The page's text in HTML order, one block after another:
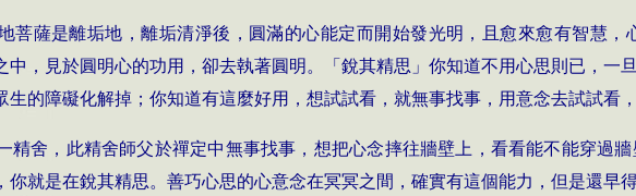
菩薩是離垢地，離垢清淨後，圓滿的心能定而開始發光明，且愈來愈有智慧
中，見於圓明心的功用，卻去執著圓明。「銳其精思」你知道不用心思則已，一
生的障礙化解掉；你知道有這麼好用，想試試看，就無事找事，用意念去試試看，
精舍，此精舍師父於禪定中無事找事，想把心念摔往牆壁上，看看能不能穿過
你就是在銳其精思。善巧心思的心意念在冥冥之間，確實有這個能力，但是還早